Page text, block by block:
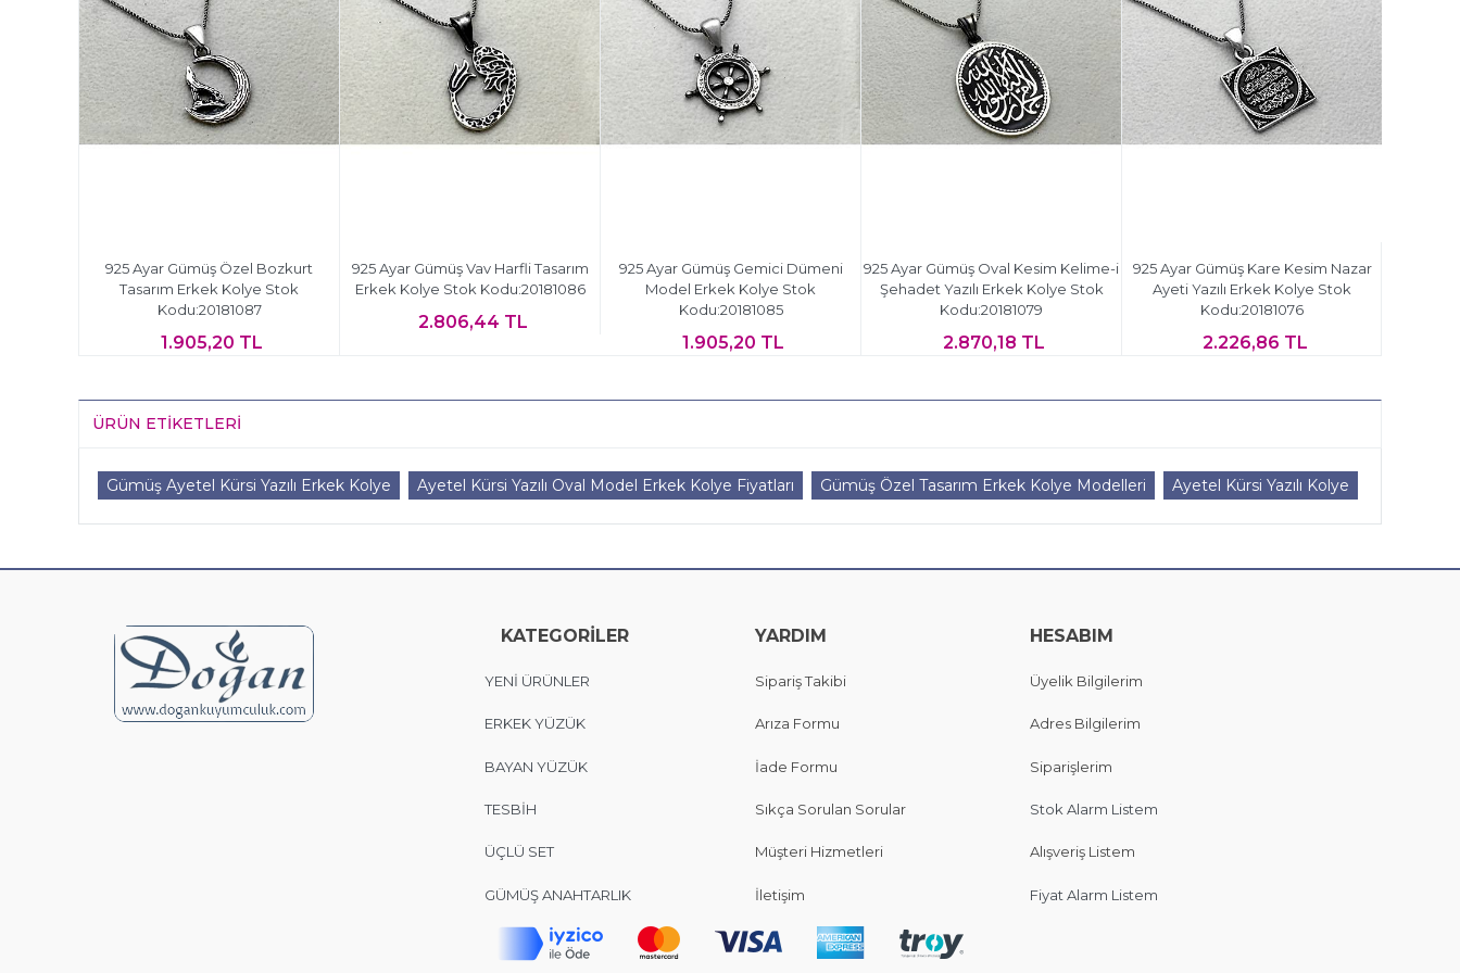
925 Ayar Gümüş Özel Bozkurt
Tasarım Erkek Kolye Stok
Kodu:20181087
1.905,20 TL
925 Ayar Gümüş Vav Harfli Tasarım
Erkek Kolye Stok Kodu:20181086
2.806,44 TL
925 Ayar Gümüş Gemici Dümeni
Model Erkek Kolye Stok
Kodu:20181085
1.905,20 TL
925 Ayar Gümüş Oval Kesim Kelime-i
Şehadet Yazılı Erkek Kolye Stok
Kodu:20181079
2.870,18 TL
925 Ayar Gümüş Kare Kesim Nazar
Ayeti Yazılı Erkek Kolye Stok
Kodu:20181076
2.226,86 TL
ÜRÜN ETIKETLERI
Gümüş Ayetel Kürsi Yazılı Erkek Kolye Ayetel Kürsi Yazılı Oval Model Erkek Kolye Fiyatları Gümüş Özel Tasarım Erkek Kolye Modelleri Ayetel Kürsi Yazılı Kolye
KATEGORİLER
YENİ ÜRÜNLER
ERKEK YÜZÜK
BAYAN YÜZÜK
TESBİH
ÜÇLÜ SET
GÜMÜŞ ANAHTARLIK
YARDIM
Sipariş Takibi
Arıza Formu
İade Formu
Sıkça Sorulan Sorular
Müşteri Hizmetleri
İletişim
HESABIM
Üyelik Bilgilerim
Adres Bilgilerim
Siparişlerim
Stok Alarm Listem
Alışveriş Listem
Fiyat Alarm Listem